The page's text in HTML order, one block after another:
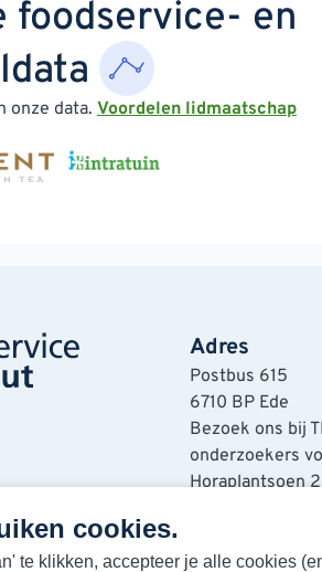
cookies.
te klikken, accepteer je alle cookies
foodservice- en
onze data. Voordelen lidmaatschap
Adres
Postbus 615
6710 BP Ede
Bezoek ons bij
onderzoekers
Horaplantsoen